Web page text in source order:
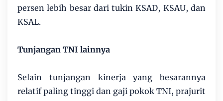
persen lebih besar dari tukin KSAD, KSAU, dan
KSAL.
Tunjangan TNI lainnya
Selain tunjangan kinerja yang besarannya
relatif paling tinggi dan gaji pokok TNI, prajurit